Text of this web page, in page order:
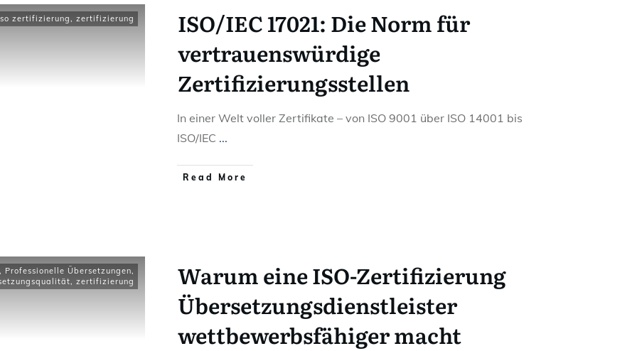
zertifizierung, zertifizierung
ISO/IEC 17021: Die Norm für
vertrauenswürdige
Zertifizierungsstellen
In einer Welt voller Zertifikate – von ISO 9001 über ISO 14001 bis
ISO/IEC ...
Read More
, Professionelle Übersetzungen,
, zertifizierung
Warum eine ISO-Zertifizierung
Übersetzungsdienstleister
wettbewerbsfähiger macht